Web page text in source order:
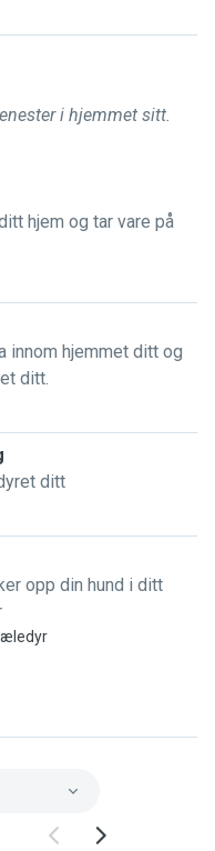
of cats and dogs.
and dogs and loved
to the institutions
person.
trust someone to take
a careful service, with
about your pet.
ensuring that your
and affection it
of your pet
i hjemmet sitt.
hjem og tar vare på
innom hjemmet ditt og
ditt.
ditt
opp din hund i ditt